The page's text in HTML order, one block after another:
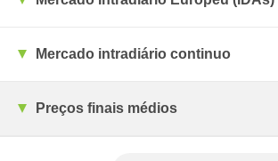
Mercado intradiário continuo
Preços finais médios